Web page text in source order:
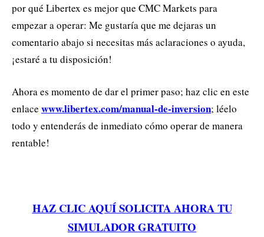
por qué Libertex es mejor que CMC Markets para
empezar a operar: Me gustaría que me dejaras un
comentario abajo si necesitas más aclaraciones o ayuda,
¡estaré a tu disposición!
Ahora es momento de dar el primer paso; haz clic en este
enlace www.libertex.com/manual-de-inversion; léelo
todo y entenderás de inmediato cómo operar de manera
rentable!
HAZ CLIC AQUÍ SOLICITA AHORA TU
SIMULADOR GRATUITO